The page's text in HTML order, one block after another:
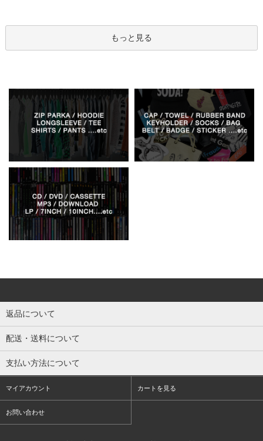
もっと見る
返品について
配送・送料について
支払い方法について
マイアカウント カートを見る
お問い合わせ